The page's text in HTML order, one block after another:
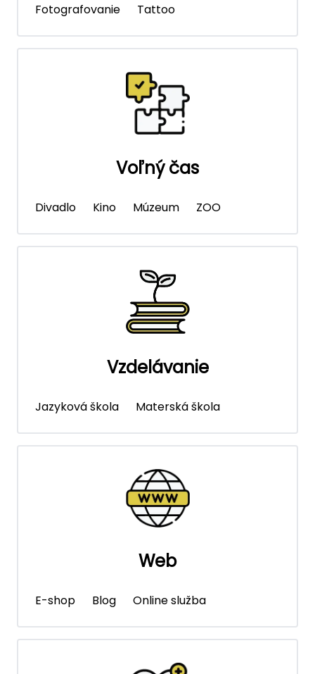
Fotografovanie
Tattoo
Voľný čas
Divadlo Kino Múzeum ZOO
Vzdelávanie
Jazyková škola Materská škola
Web
E-shop Blog Online služba